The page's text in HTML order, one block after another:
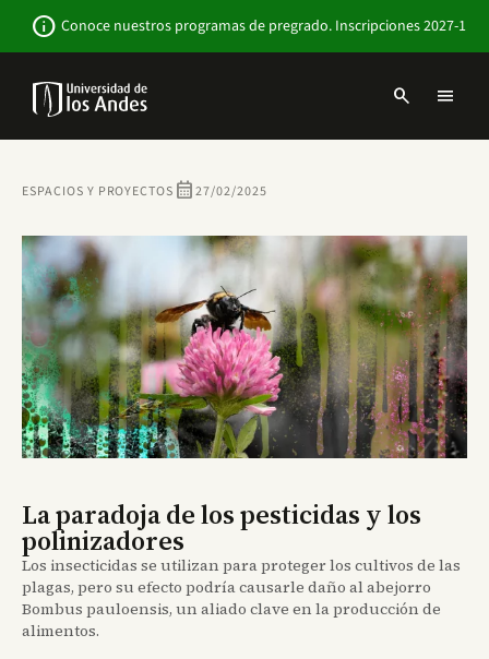
contenido
info Conoce nuestros programas de pregrado. Inscripciones 2027-1
Navbar
Sitio
Institucional
search menu
ESPACIOS Y PROYECTOS calendar_month27/02/2025
La paradoja de los pesticidas y los
polinizadores
Los insecticidas se utilizan para proteger los cultivos de las
plagas, pero su efecto podría causarle daño al abejorro
Bombus pauloensis, un aliado clave en la producción de
alimentos.